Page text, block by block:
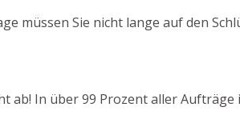
müssen Sie nicht lange auf den
ab! In über 99 Prozent aller